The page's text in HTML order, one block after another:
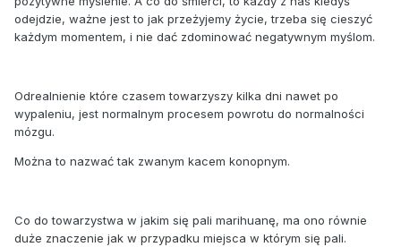
odejdzie, ważne jest to jak przeżyjemy życie, trzeba się cieszyć
każdym momentem, i nie dać zdominować negatywnym myślom.
Odrealnienie które czasem towarzyszy kilka dni nawet po
wypaleniu, jest normalnym procesem powrotu do normalności
mózgu.
Można to nazwać tak zwanym kacem konopnym.
Co do towarzystwa w jakim się pali marihuanę, ma ono równie
duże znaczenie jak w przypadku miejsca w którym się pali.